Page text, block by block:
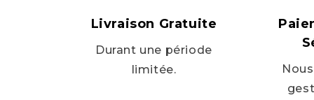
Livraison Gratuite
Durant une période
limitée.